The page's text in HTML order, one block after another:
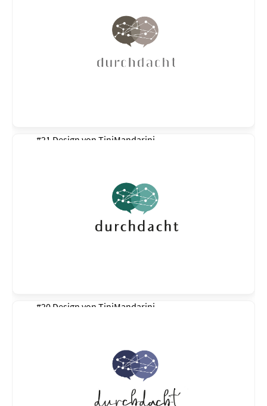
#21 Design von TiniMandarini
#20 Design von TiniMandarini